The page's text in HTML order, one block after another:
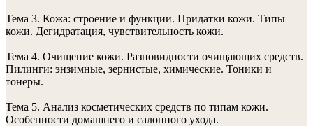
Тема 3. Кожа: строение и функции. Придатки кожи. Типы
кожи. Дегидратация, чувствительность кожи.
Тема 4. Очищение кожи. Разновидности очищающих средств.
Пилинги: энзимные, зернистые, химические. Тоники и
тонеры.
Тема 5. Анализ косметических средств по типам кожи.
Особенности домашнего и салонного ухода.